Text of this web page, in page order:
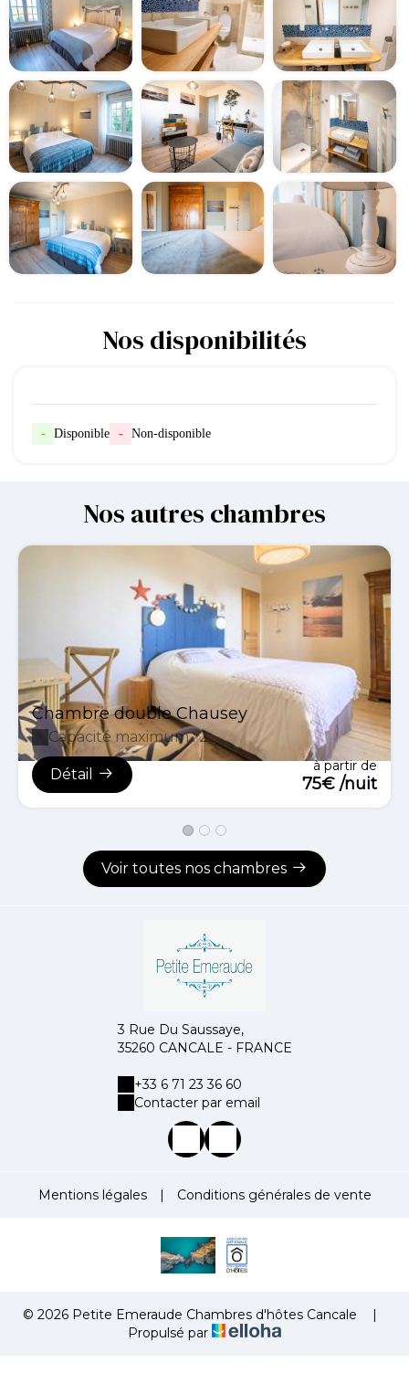
Nos disponibilités
- Disponible - Non-disponible
Nos autres chambres
Chambre double Chausey
Capacité maximum : 2
Détail
à partir de
75€ /nuit
Voir toutes nos chambres
3 Rue Du Saussaye,
35260 CANCALE - FRANCE
+33 6 71 23 36 60
Contacter par email
Mentions légales | Conditions générales de vente
© 2026 Petite Emeraude Chambres d'hôtes Cancale
|
Propulsé par